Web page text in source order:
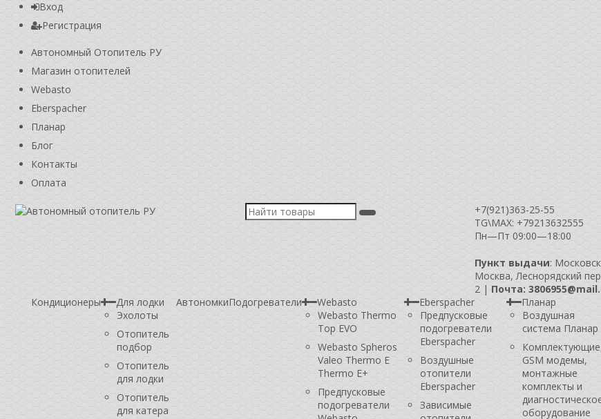
Вход
Регистрация
Автономный Отопитель РУ
Магазин отопителей
Webasto
Eberspacher
Планар
Блог
Контакты
Оплата
+7(921)363-25-55
TG\MAX: +79213632555
Пн—Пт 09:00—18:00
Пункт выдачи:
Москва, Леснорядский
2 | Почта:
Кондиционеры
Для лодки
Эхолоты
Отопитель
подбор
Отопитель
для лодки
Отопитель
для катера
АвтономкиПодогреватели
Webasto
Webasto Thermo
Top EVO
Webasto Spheros
Valeo Thermo E
Thermo E+
Предпусковые
подогреватели
Eberspacher
Предпусковые
подогреватели
Eberspacher
Воздушные
отопители
Eberspacher
Зависимые
Планар
Воздушная
система Планар
GSM модемы,
монтажные
комплекты и
оборудование